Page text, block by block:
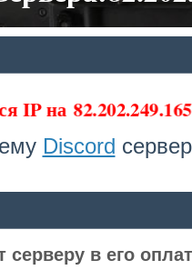
IP на
Discord
в его